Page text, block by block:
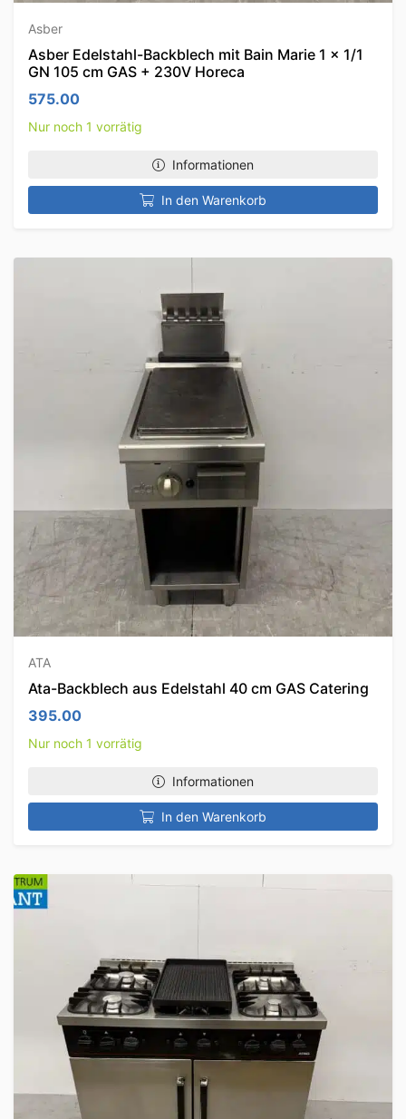
Asber
Asber Edelstahl-Backblech mit Bain Marie 1 x 1/1
GN 105 cm GAS + 230V Horeca
575.00
Nur noch 1 vorrätig
Informationen
In den Warenkorb
ATA
Ata-Backblech aus Edelstahl 40 cm GAS Catering
395.00
Nur noch 1 vorrätig
Informationen
In den Warenkorb